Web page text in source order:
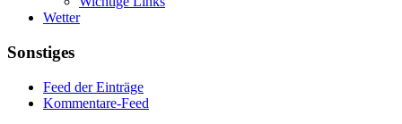
Wetter
Sonstiges
Feed der Einträge
Kommentare-Feed